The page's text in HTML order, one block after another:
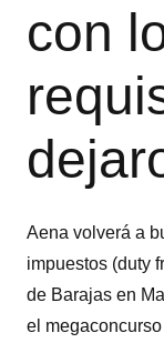
con
Aena volverá a
impuestos (duty
de Barajas en
el